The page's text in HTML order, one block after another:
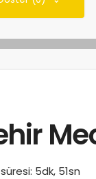
5dk, 51sn